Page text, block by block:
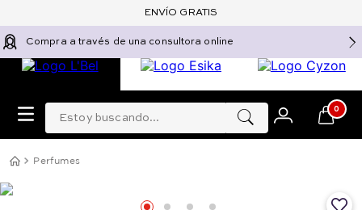
Compra a través de una consultora online
Estoy buscando... 0
ENVÍO GRATIS
Perfumes